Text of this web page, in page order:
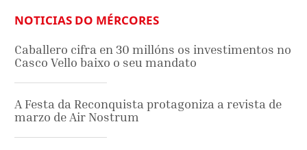
NOTICIAS DO MÉRCORES
Caballero cifra en 30 millóns os investimentos no
Casco Vello baixo o seu mandato
A Festa da Reconquista protagoniza a revista de
marzo de Air Nostrum